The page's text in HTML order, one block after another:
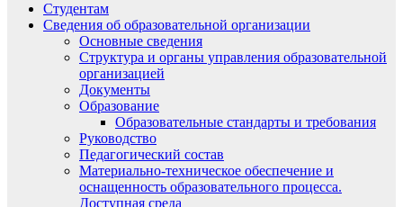
Студентам
Сведения об образовательной организации
Основные сведения
Структура и органы управления образовательной
организацией
Документы
Образование
Образовательные стандарты и требования
Руководство
Педагогический состав
Материально-техническое обеспечение и
оснащенность образовательного процесса.
Доступная среда